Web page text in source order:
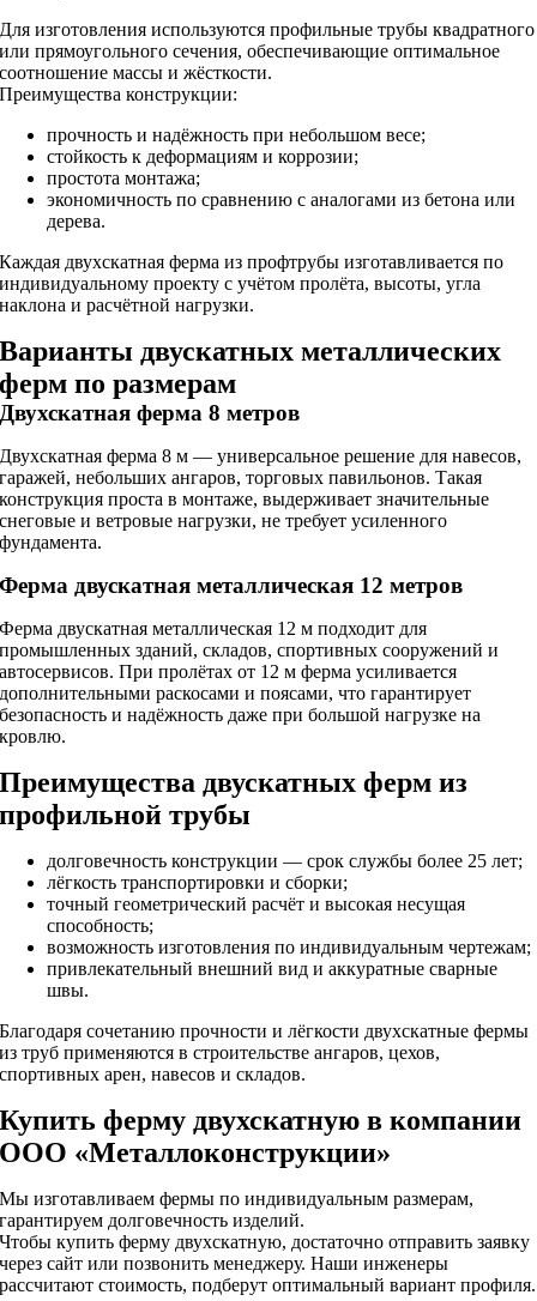
Для изготовления используются профильные трубы квадратного
или прямоугольного сечения, обеспечивающие оптимальное
соотношение массы и жёсткости.
Преимущества конструкции:
прочность и надёжность при небольшом весе;
стойкость к деформациям и коррозии;
простота монтажа;
экономичность по сравнению с аналогами из бетона или
дерева.
Каждая двухскатная ферма из профтрубы изготавливается по
индивидуальному проекту с учётом пролёта, высоты, угла
наклона и расчётной нагрузки.
Варианты двускатных металлических
ферм по размерам
Двухскатная ферма 8 метров
Двухскатная ферма 8 м — универсальное решение для навесов,
гаражей, небольших ангаров, торговых павильонов. Такая
конструкция проста в монтаже, выдерживает значительные
снеговые и ветровые нагрузки, не требует усиленного
фундамента.
Ферма двускатная металлическая 12 метров
Ферма двускатная металлическая 12 м подходит для
промышленных зданий, складов, спортивных сооружений и
автосервисов. При пролётах от 12 м ферма усиливается
дополнительными раскосами и поясами, что гарантирует
безопасность и надёжность даже при большой нагрузке на
кровлю.
Преимущества двускатных ферм из
профильной трубы
долговечность конструкции — срок службы более 25 лет;
лёгкость транспортировки и сборки;
точный геометрический расчёт и высокая несущая
способность;
возможность изготовления по индивидуальным чертежам;
привлекательный внешний вид и аккуратные сварные
швы.
Благодаря сочетанию прочности и лёгкости двухскатные фермы
из труб применяются в строительстве ангаров, цехов,
спортивных арен, навесов и складов.
Купить ферму двухскатную в компании
ООО «Металлоконструкции»
Мы изготавливаем фермы по индивидуальным размерам,
гарантируем долговечность изделий.
Чтобы купить ферму двухскатную, достаточно отправить заявку
через сайт или позвонить менеджеру. Наши инженеры
рассчитают стоимость, подберут оптимальный вариант профиля.